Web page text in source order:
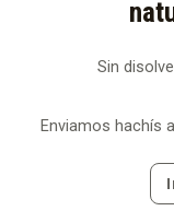
Sin
Enviamos hachís